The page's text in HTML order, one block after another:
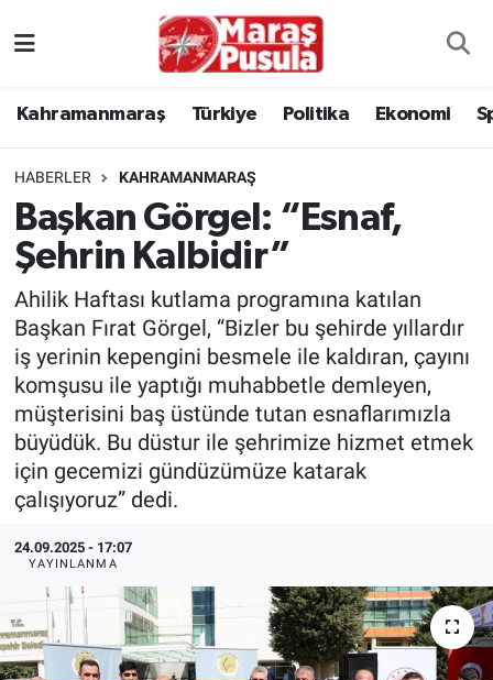
Kahramanmaraş Türkiye Politika Ekonomi
HABERLER KAHRAMANMARAŞ
Başkan Görgel: “Esnaf,
Şehrin Kalbidir”
Ahilik Haftası kutlama programına katılan
Başkan Fırat Görgel, “Bizler bu şehirde yıllardır
iş yerinin kepengini besmele ile kaldıran, çayını
komşusu ile yaptığı muhabbetle demleyen,
müşterisini baş üstünde tutan esnaflarımızla
büyüdük. Bu düstur ile şehrimize hizmet etmek
için gecemizi gündüzümüze katarak
çalışıyoruz” dedi.
24.09.2025 - 17:07
YAYINLANMA
Politika
Ekonomi
Spor
Kültür Sanat
Sağlık
Dünya
İlçeler
İstanbul Trafik Yoğunluk Haritası
Süper Lig Puan Durumu ve Fikstür
Tüm Manşetler
Son Dakika Haberleri
Haber Arşivi